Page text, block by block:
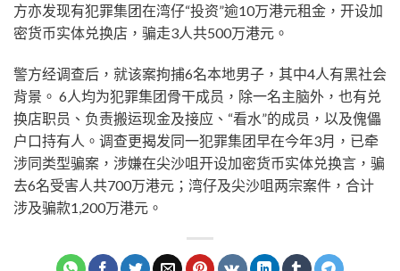
方亦发现有犯罪集团在湾仔“投资”逾10万港元租金，开设加
密货币实体兑换店，骗走3人共500万港元。
警方经调查后，就该案拘捕6名本地男子，其中4人有黑社会
背景。 6人均为犯罪集团骨干成员，除一名主脑外，也有兑
换店职员、负责搬运现金及接应、“看水”的成员，以及傀儡
户口持有人。调查更揭发同一犯罪集团早在今年3月，已牵
涉同类型骗案，涉嫌在尖沙咀开设加密货币实体兑换言，骗
去6名受害人共700万港元；湾仔及尖沙咀两宗案件，合计
涉及骗款1,200万港元。